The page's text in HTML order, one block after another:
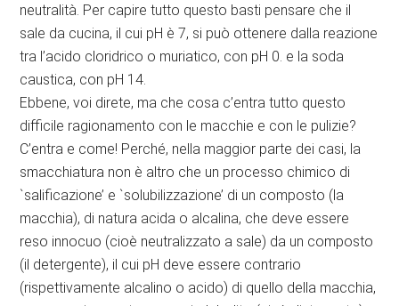
neutralità. Per capire tutto questo basti pensare che il
sale da cucina, il cui pH è 7, si può ottenere dalla reazione
tra l’acido cloridrico o muriatico, con pH 0. e la soda
caustica, con pH 14.
Ebbene, voi direte, ma che cosa c’entra tutto questo
difficile ragionamento con le macchie e con le pulizie?
C’entra e come! Perché, nella maggior parte dei casi, la
smacchiatura non è altro che un processo chimico di
`salificazione’ e `solubilizzazione’ di un composto (la
macchia), di natura acida o alcalina, che deve essere
reso innocuo (cioè neutralizzato a sale) da un composto
(il detergente), il cui pH deve essere contrario
(rispettivamente alcalino o acido) di quello della macchia,